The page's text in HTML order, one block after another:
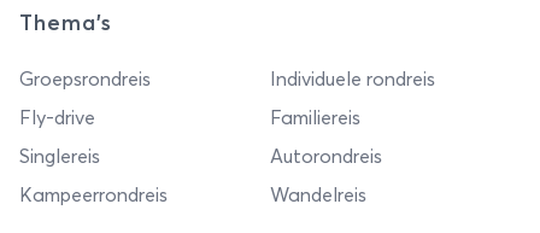
Thema's
Groepsrondreis
Individuele rondreis
Fly-drive
Familiereis
Singlereis
Autorondreis
Kampeerrondreis
Wandelreis